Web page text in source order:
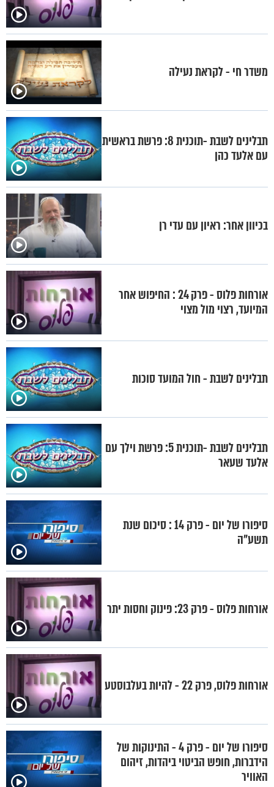
משדר חי - לקראת נעילה
תבלינים לשבת -תוכנית 8: פרשת בראשית
עם אלעד כהן
בכיוון אחר: ראיון עם עדי רן
אורחות פלוס - פרק 24 : החיפוש אחר
המיועד, רצוי מול מצוי
תבלינים לשבת - חול המועד סוכות
תבלינים לשבת -תוכנית 5: פרשת וילך עם
אלעד שעאר
סיפורו של יום - פרק 14 : סיכום שנת
תשע"ה
אורחות פלוס - פרק 23: פינוק וחסות יתר
אורחות פלוס, פרק 22 - להיות בעלבוסטע
סיפורו של יום - פרק 4 - התינוקות של
הידברות, חופש הביטוי ביהדות, זיהום
האוויר